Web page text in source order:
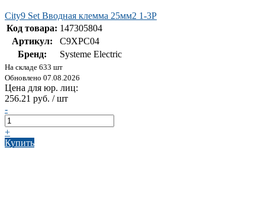
City9 Set Вводная клемма 25мм2 1-3P
Код товара: 147305804
Артикул:
C9XPC04
Бренд:
Systeme Electric
На складе 633 шт
Обновлено 07.08.2026
Цена для юр. лиц:
256.21 руб. / шт
-
+
Купить